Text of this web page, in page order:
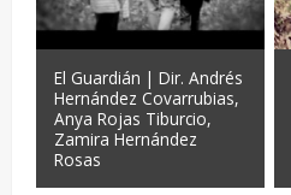
El Guardián | Dir. Andrés
Hernández Covarrubias,
Anya Rojas Tiburcio,
Zamira Hernández
Rosas